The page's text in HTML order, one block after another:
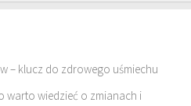
– klucz do zdrowego uśmiechu
wiedzieć o zmianach i